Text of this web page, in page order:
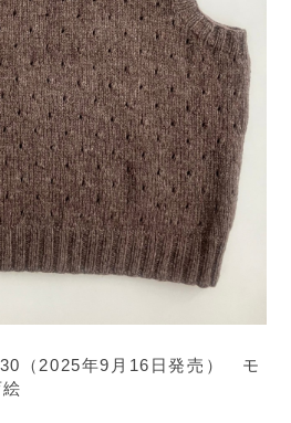
（2025年9月16日発売） モ